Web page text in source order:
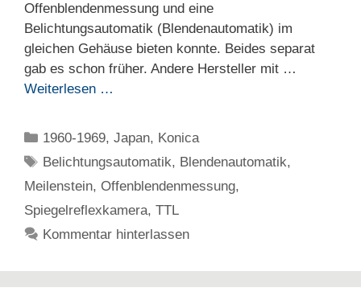
Offenblendenmessung und eine
Belichtungsautomatik (Blendenautomatik) im
gleichen Gehäuse bieten konnte. Beides separat
gab es schon früher. Andere Hersteller mit …
Weiterlesen …
Kategorien
1960-1969,Japan, Konica
Schlagwörter
Belichtungsautomatik, Blendenautomatik,
Meilenstein, Offenblendenmessung,
Spiegelreflexkamera, TTL
Kommentar hinterlassen